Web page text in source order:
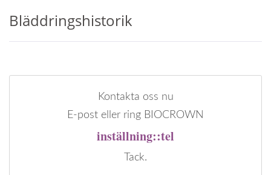
Bläddringshistorik
Kontakta oss nu
E-post eller ring BIOCROWN
inställning::tel
Tack.